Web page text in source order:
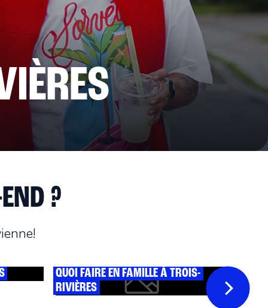
?
QUOI FAIRE EN FAMILLE À TROIS-
RIVIÈRES
UN